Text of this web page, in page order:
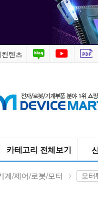
텐츠
카테고리 전체보기
계/제어/로봇/모터